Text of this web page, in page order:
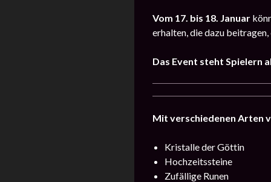
Vom 17. bis 18. Januar
erhalten, die dazu
Das Event steht Spielern
Mit verschiedenen Arten
Kristalle der Göttin
Hochzeitssteine
Zufällige Runen